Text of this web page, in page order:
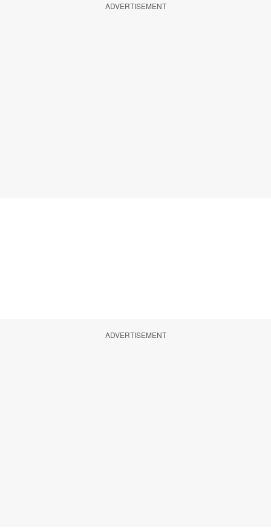
ADVERTISEMENT
ADVERTISEMENT